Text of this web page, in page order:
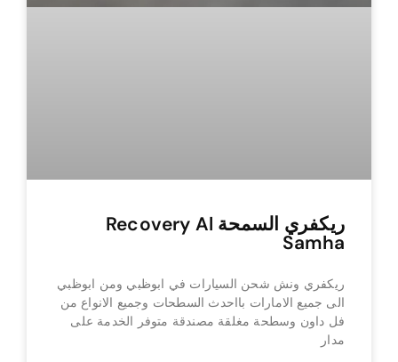
ريكفري السمحة Recovery Al
Samha
ريكفري ونش شحن السيارات في ابوظبي ومن ابوظبي
الى جميع الامارات بااحدث السطحات وجميع الانواع من
فل داون وسطحة مغلقة مصندقة متوفر الخدمة على
مدار